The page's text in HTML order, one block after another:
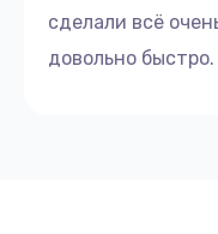
сделали всё
довольно быстро.